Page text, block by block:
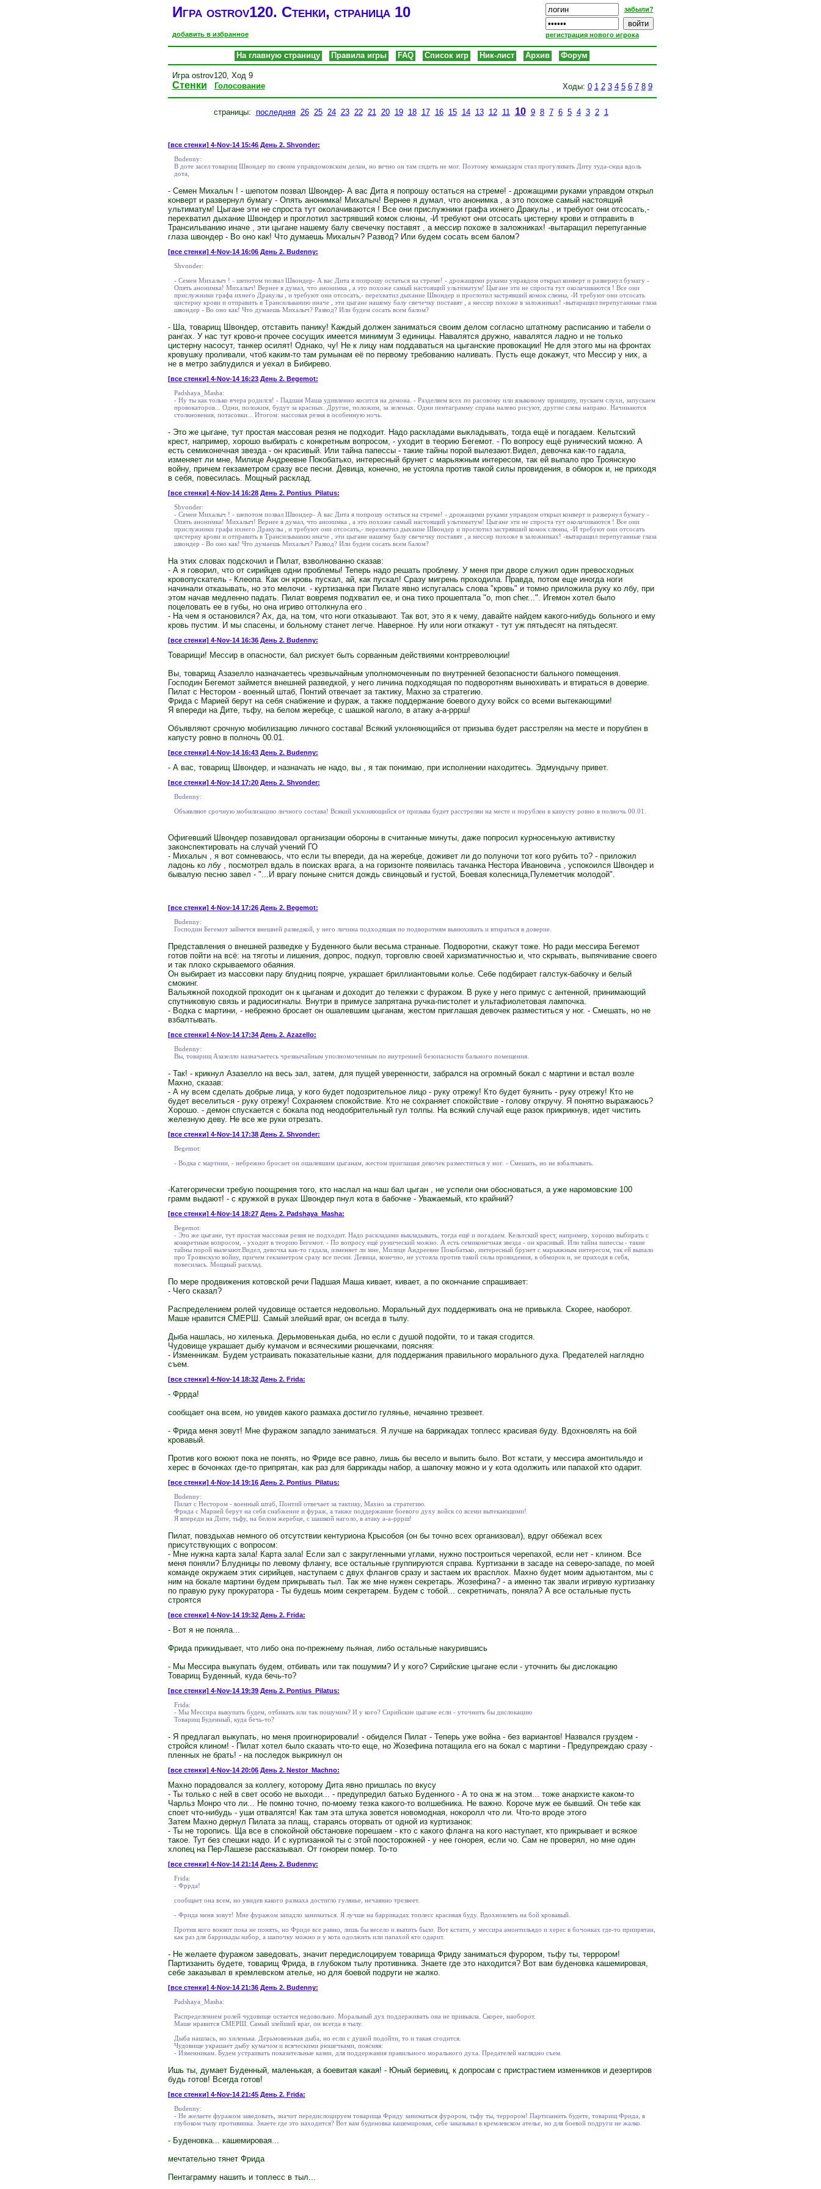
Игра ostrov120. Стенки, страница 10
добавить в избранное
забыли?
регистрация нового игрока
На главную страницу Правила игры FAQ Список игр Ник-лист Архив Форум
Игра ostrov120, Ход 9
Стенки Голосование Ходы: 0 1 2 3 4 5 6 7 8 9
страницы: последняя 26 25 24 23 22 21 20 19 18 17 16 15 14 13 12 11 10 9 8 7 6 5 4 3 2 1
[все стенки] 4-Nov-14 15:46 День 2. Shvonder:
Budenny:
В доте засел товарищ Швондер по своим управдомовским делам, но вечно он там сидеть не мог. Поэтому командарм стал прогуливать Диту туда-сюда вдоль
дота,
- Семен Михалыч ! - шепотом позвал Швондер- А вас Дита я попрошу остаться на стреме! - дрожащими руками управдом открыл
конверт и развернул бумагу - Опять анонимка! Михалыч! Вернее я думал, что анонимка , а это похоже самый настоящий
ультиматум! Цыгане эти не спроста тут околачиваются ! Все они прислужники графа ихнего Дракулы , и требуют они отсосать,-
перехватил дыхание Швондер и проглотил застрявший комок слюны, -И требуют они отсосать цистерну крови и отправить в
Трансильванию иначе , эти цыгане нашему балу свечечку поставят , а мессир похоже в заложниках! -вытаращил перепуганные
глаза швондер - Во оно как! Что думаешь Михалыч? Развод? Или будем сосать всем балом?
[все стенки] 4-Nov-14 16:06 День 2. Budenny:
Shvonder:
- Семен Михалыч ! - шепотом позвал Швондер- А вас Дита я попрошу остаться на стреме! - дрожащими руками управдом открыл конверт и развернул бумагу -
Опять анонимка! Михалыч! Вернее я думал, что анонимка , а это похоже самый настоящий ультиматум! Цыгане эти не спроста тут околачиваются ! Все они
прислужники графа ихнего Дракулы , и требуют они отсосать,- перехватил дыхание Швондер и проглотил застрявший комок слюны, -И требуют они отсосать
цистерну крови и отправить в Трансильванию иначе , эти цыгане нашему балу свечечку поставят , а мессир похоже в заложниках! -вытаращил перепуганные глаза
швондер - Во оно как! Что думаешь Михалыч? Развод? Или будем сосать всем балом?
- Ша, товарищ Швондер, отставить панику! Каждый должен заниматься своим делом согласно штатному расписанию и табели о
рангах. У нас тут крово-и прочее сосущих имеется минимум 3 единицы. Навалятся дружно, навалятся ладно и не только
цистерну насосут, танкер осилят! Однако, чу! Не к лицу нам поддаваться на цыганские провокации! Не для этого мы на фронтах
кровушку проливали, чтоб каким-то там румынам её по первому требованию наливать. Пусть еще докажут, что Мессир у них, а
не в метро заблудился и уехал в Бибирево.
[все стенки] 4-Nov-14 16:23 День 2. Begemot:
Padshaya_Masha:
- Ну ты как только вчера родился! - Падшая Маша удивленно косится на демона. - Разделяем всех по расовому или языковому принципу, пускаем слухи, запускаем
провокаторов... Одни, положим, будут за красных. Другие, положим, за зеленых. Одни пентаграмму справа налево рисуют, другие слева направо. Начинаются
столкновения, потасовки... Итогом: массовая резня в особенную ночь.
- Это же цыгане, тут простая массовая резня не подходит. Надо раскладами выкладывать, тогда ещё и погадаем. Кельтский
крест, например, хорошо выбирать с конкретным вопросом, - уходит в теорию Бегемот. - По вопросу ещё рунический можно. А
есть семиконечная звезда - он красивый. Или тайна папессы - такие тайны порой вылезают.Видел, девочка как-то гадала,
изменяет ли мне, Милице Андреевне Покобатько, интересный брунет с марьяжным интересом, так ей выпало про Троянскую
войну, причем гекзаметром сразу все песни. Девица, конечно, не устояла против такой силы провидения, в обморок и, не приходя
в себя, повесилась. Мощный расклад.
[все стенки] 4-Nov-14 16:28 День 2. Pontius_Pilatus:
Shvonder:
- Семен Михалыч ! - шепотом позвал Швондер- А вас Дита я попрошу остаться на стреме! - дрожащими руками управдом открыл конверт и развернул бумагу -
Опять анонимка! Михалыч! Вернее я думал, что анонимка , а это похоже самый настоящий ультиматум! Цыгане эти не спроста тут околачиваются ! Все они
прислужники графа ихнего Дракулы , и требуют они отсосать,- перехватил дыхание Швондер и проглотил застрявший комок слюны, -И требуют они отсосать
цистерну крови и отправить в Трансильванию иначе , эти цыгане нашему балу свечечку поставят , а мессир похоже в заложниках! -вытаращил перепуганные глаза
швондер - Во оно как! Что думаешь Михалыч? Развод? Или будем сосать всем балом?
На этих словах подскочил и Пилат, взволнованно сказав:
- А я говорил, что от сирийцев одни проблемы! Теперь надо решать проблему. У меня при дворе служил один превосходных
кровопускатель - Клеопа. Как он кровь пускал, ай, как пускал! Сразу мигрень проходила. Правда, потом еще иногда ноги
начинали отказывать, но это мелочи. - куртизанка при Пилате явно испугалась слова "кровь" и томно приложила руку ко лбу, при
этом начав медленно падать. Пилат вовремя подхватил ее, и она тихо прошептала "о, mon cher...". Игемон хотел было
поцеловать ее в губы, но она игриво оттолкнула его .
- На чем я остановился? Ах, да, на том, что ноги отказывают. Так вот, это я к чему, давайте найдем какого-нибудь больного и ему
кровь пустим. И мы спасены, и больному станет легче. Наверное. Ну или ноги откажут - тут уж пятьдесят на пятьдесят.
[все стенки] 4-Nov-14 16:36 День 2. Budenny:
Товарищи! Мессир в опасности, бал рискует быть сорванным действиями контрреволюции!
Вы, товарищ Азазелло назначаетесь чрезвычайным уполномоченным по внутренней безопасности бального помещения.
Господин Бегемот займется внешней разведкой, у него личина подходящая по подворотням вынюхивать и втираться в доверие.
Пилат с Нестором - военный штаб, Понтий отвечает за тактику, Махно за стратегию.
Фрида с Марией берут на себя снабжение и фураж, а также поддержание боевого духу войск со всеми вытекающими!
Я впереди на Дите, тьфу, на белом жеребце, с шашкой наголо, в атаку а-а-рррш!
Объявляют срочную мобилизацию личного состава! Всякий уклоняющийся от призыва будет расстрелян на месте и порублен в
капусту ровно в полночь 00.01.
[все стенки] 4-Nov-14 16:43 День 2. Budenny:
- А вас, товарищ Швондер, и назначать не надо, вы , я так понимаю, при исполнении находитесь. Эдмундычу привет.
[все стенки] 4-Nov-14 17:20 День 2. Shvonder:
Budenny:
Объявляют срочную мобилизацию личного состава! Всякий уклоняющийся от призыва будет расстрелян на месте и порублен в капусту ровно в полночь 00.01.
Офигевший Швондер позавидовал организации обороны в считанные минуты, даже попросил курносенькую активистку
законспектировать на случай учений ГО
- Михалыч , я вот сомневаюсь, что если ты впереди, да на жеребце, доживет ли до полуночи тот кого рубить то? - приложил
ладонь ко лбу , посмотрел вдаль в поисках врага, а на горизонте появилась тачанка Нестора Ивановича , успокоился Швондер и
бывалую песню завел - "...И врагу поныне снится дождь свинцовый и густой, Боевая колесница,Пулеметчик молодой".
[все стенки] 4-Nov-14 17:26 День 2. Begemot:
Budenny:
Господин Бегемот займется внешней разведкой, у него личина подходящая по подворотням вынюхивать и втираться в доверие.
Представления о внешней разведке у Буденного были весьма странные. Подворотни, скажут тоже. Но ради мессира Бегемот
готов пойти на всё: на тяготы и лишения, допрос, подкуп, торговлю своей харизматичностью и, что скрывать, выпячивание своего
и так плохо скрываемого обаяния.
Он выбирает из массовки пару блудниц поярче, украшает бриллиантовыми колье. Себе подбирает галстук-бабочку и белый
смокинг.
Вальяжной походкой проходит он к цыганам и доходит до тележки с фуражом. В руке у него примус с антенной, принимающий
спутниковую связь и радиосигналы. Внутри в примусе запрятана ручка-пистолет и ультафиолетовая лампочка.
- Водка с мартини, - небрежно бросает он ошалевшим цыганам, жестом приглашая девочек разместиться у ног. - Смешать, но не
взбалтывать.
[все стенки] 4-Nov-14 17:34 День 2. Azazello:
Budenny:
Вы, товарищ Азазелло назначаетесь чрезвычайным уполномоченным по внутренней безопасности бального помещения.
- Так! - крикнул Азазелло на весь зал, затем, для пущей уверенности, забрался на огромный бокал с мартини и встал возле
Махно, сказав:
- А ну всем сделать добрые лица, у кого будет подозрительное лицо - руку отрежу! Кто будет буянить - руку отрежу! Кто не
будет веселиться - руку отрежу! Сохраняем спокойствие. Кто не сохраняет спокойствие - голову откручу. Я понятно выражаюсь?
Хорошо. - демон спускается с бокала под неодобрительный гул толпы. На всякий случай еще разок прикрикнув, идет чистить
железную деву. Не все же руки отрезать.
[все стенки] 4-Nov-14 17:38 День 2. Shvonder:
Begemot:
- Водка с мартини, - небрежно бросает он ошалевшим цыганам, жестом приглашая девочек разместиться у ног. - Смешать, но не взбалтывать.
-Категорически требую поощрения того, кто наслал на наш бал цыган , не успели они обосноваться, а уже наромовские 100
грамм выдают! - с кружкой в руках Швондер пнул кота в бабочке - Уважаемый, кто крайний?
[все стенки] 4-Nov-14 18:27 День 2. Padshaya_Masha:
Begemot:
- Это же цыгане, тут простая массовая резня не подходит. Надо раскладами выкладывать, тогда ещё и погадаем. Кельтский крест, например, хорошо выбирать с
конкретным вопросом, - уходит в теорию Бегемот. - По вопросу ещё рунический можно. А есть семиконечная звезда - он красивый. Или тайна папессы - такие
тайны порой вылезают.Видел, девочка как-то гадала, изменяет ли мне, Милице Андреевне Покобатько, интересный брунет с марьяжным интересом, так ей выпало
про Троянскую войну, причем гекзаметром сразу все песни. Девица, конечно, не устояла против такой силы провидения, в обморок и, не приходя в себя,
повесилась. Мощный расклад.
По мере продвижения котовской речи Падшая Маша кивает, кивает, а по окончание спрашивает:
- Чего сказал?
Распределением ролей чудовище остается недовольно. Моральный дух поддерживать она не привыкла. Скорее, наоборот.
Маше нравится СМЕРШ. Самый злейший враг, он всегда в тылу.
Дыба нашлась, но хиленька. Дерьмовенькая дыба, но если с душой подойти, то и такая сгодится.
Чудовище украшает дыбу кумачом и всяческими рюшечками, поясняя:
- Изменникам. Будем устраивать показательные казни, для поддержания правильного морального духа. Предателей наглядно
съем.
[все стенки] 4-Nov-14 18:32 День 2. Frida:
- Фррда!
сообщает она всем, но увидев какого размаха достигло гулянье, нечаянно трезвеет.
- Фрида меня зовут! Мне фуражом западло заниматься. Я лучше на баррикадах топлесс красивая буду. Вдохновлять на бой
кровавый.
Против кого воюют пока не понять, но Фриде все равно, лишь бы весело и выпить было. Вот кстати, у мессира амонтильядо и
херес в бочонках где-то припрятан, как раз для баррикады набор, а шапочку можно и у кота одолжить или папахой кто одарит.
[все стенки] 4-Nov-14 19:16 День 2. Pontius_Pilatus:
Budenny:
Пилат с Нестором - военный штаб, Понтий отвечает за тактику, Махно за стратегию.
Фрида с Марией берут на себя снабжение и фураж, а также поддержание боевого духу войск со всеми вытекающими!
Я впереди на Дите, тьфу, на белом жеребце, с шашкой наголо, в атаку а-а-рррш!
Пилат, повздыхав немного об отсутствии кентуриона Крысобоя (он бы точно всех организовал), вдруг оббежал всех
присутствующих с вопросом:
- Мне нужна карта зала! Карта зала! Если зал с закругленными углами, нужно построиться черепахой, если нет - клином. Все
меня поняли? Блудницы по левому флангу, все остальные группируются справа. Куртизанки в засаде на северо-западе, по моей
команде окружаем этих сирийцев, наступаем с двух флангов сразу и застаем их врасплох. Махно будет моим адьютантом, мы с
ним на бокале мартини будем прикрывать тыл. Так же мне нужен секретарь. Жозефина? - а именно так звали игривую куртизанку
по правую руку прокуратора - Ты будешь моим секретарем. Будем с тобой... секретничать, поняла? А все остальные пусть
строятся
[все стенки] 4-Nov-14 19:32 День 2. Frida:
- Вот я не поняла...
Фрида прикидывает, что либо она по-прежнему пьяная, либо остальные накурившись
- Мы Мессира выкупать будем, отбивать или так пошумим? И у кого? Сирийские цыгане если - уточнить бы дислокацию
Товарищ Буденный, куда бечь-то?
[все стенки] 4-Nov-14 19:39 День 2. Pontius_Pilatus:
Frida:
- Мы Мессира выкупать будем, отбивать или так пошумим? И у кого? Сирийские цыгане если - уточнить бы дислокацию
Товарищ Буденный, куда бечь-то?
- Я предлагал выкупать, но меня проигнорировали! - обиделся Пилат - Теперь уже война - без вариантов! Назвался груздем -
стройся клином! - Пилат хотел было сказать что-то еще, но Жозефина потащила его на бокал с мартини - Предупреждаю сразу -
пленных не брать! - на последок выкрикнул он
[все стенки] 4-Nov-14 20:06 День 2. Nestor_Machno:
Махно порадовался за коллегу, которому Дита явно пришлась по вкусу
- Ты только с ней в свет особо не выходи... - предупредил батько Буденного - А то она ж на этом... тоже анархисте каком-то
Чарльз Монро что ли... Не помню точно, по-моему тезка какого-то волшебника. Не важно. Короче муж ее бывший. Он тебе как
споет что-нибудь - уши отвалятся! Как там эта штука зовется новомодная, нокоролл что ли. Что-то вроде этого
Затем Махно дернул Пилата за плащ, стараясь оторвать от одной из куртизанок:
- Ты не торопись. Ща все в спокойной обстановке порешаем - кто с какого фланга на кого наступает, кто прикрывает и всякое
такое. Тут без спешки надо. И с куртизанкой ты с этой поосторожней - у нее гонорея, если чо. Сам не проверял, но мне один
хлопец на Пер-Лашезе рассказывал. От гонореи помер. То-то
[все стенки] 4-Nov-14 21:14 День 2. Budenny:
Frida:
- Фррда!
сообщает она всем, но увидев какого размаха достигло гулянье, нечаянно трезвеет.
- Фрида меня зовут! Мне фуражом западло заниматься. Я лучше на баррикадах топлесс красивая буду. Вдохновлять на бой кровавый.
Против кого воюют пока не понять, но Фриде все равно, лишь бы весело и выпить было. Вот кстати, у мессира амонтильядо и херес в бочонках где-то припрятан,
как раз для баррикады набор, а шапочку можно и у кота одолжить или папахой кто одарит.
- Не желаете фуражом заведовать, значит передислоцируем товарища Фриду заниматься фурором, тьфу ты, террором!
Партизанить будете, товарищ Фрида, в глубоком тылу противника. Знаете где это находится? Вот вам буденовка кашемировая,
себе заказывал в кремлевском ателье, но для боевой подруги не жалко.
[все стенки] 4-Nov-14 21:36 День 2. Budenny:
Padshaya_Masha:
Распределением ролей чудовище остается недовольно. Моральный дух поддерживать она не привыкла. Скорее, наоборот.
Маше нравится СМЕРШ. Самый злейший враг, он всегда в тылу.
Дыба нашлась, но хиленька. Дерьмовенькая дыба, но если с душой подойти, то и такая сгодится.
Чудовище украшает дыбу кумачом и всяческими рюшечками, поясняя:
- Изменникам. Будем устраивать показательные казни, для поддержания правильного морального духа. Предателей наглядно съем.
Ишь ты, думает Буденный, маленькая, а боевитая какая! - Юный бериевиц, к допросам с пристрастием изменников и дезертиров
будь готов! Всегда готов!
[все стенки] 4-Nov-14 21:45 День 2. Frida:
Budenny:
- Не желаете фуражом заведовать, значит передислоцируем товарища Фриду заниматься фурором, тьфу ты, террором! Партизанить будете, товарищ Фрида, в
глубоком тылу противника. Знаете где это находится? Вот вам буденовка кашемировая, себе заказывал в кремлевском ателье, но для боевой подруги не жалко.
- Буденовка... кашемировая...
мечтательно тянет Фрида
Пентаграмму нашить и топлесс в тыл...